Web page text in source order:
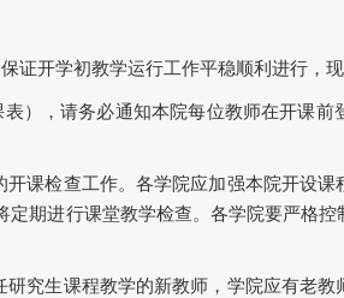
证开学初教学运行工作平稳顺利进行，
），请务必通知本院每位教师在开课前
开课检查工作。各学院应加强本院开设课
定期进行课堂教学检查。各学院要严格
研究生课程教学的新教师 ， 学院应有老教